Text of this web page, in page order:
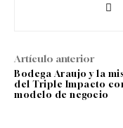
Artículo anterior
Bodega Araujo y la
del Triple Impacto
modelo de negocio